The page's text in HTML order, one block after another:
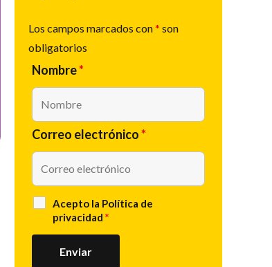
Los campos marcados con* son
obligatorios
Nombre*
Correo electrónico*
Acepto la Política de
privacidad *